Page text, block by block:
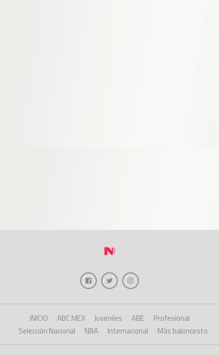
INICIO ABC MEX Juveniles ABE
Profesional
Selección Nacional
NBA Internacional Más baloncesto